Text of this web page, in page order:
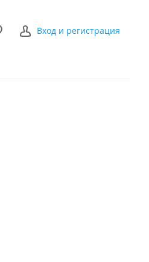
Вход и регистрация